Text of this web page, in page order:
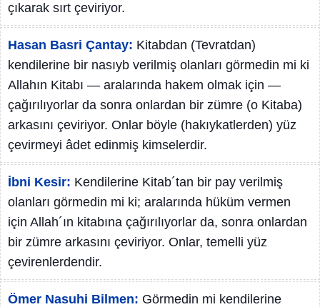
çıkarak sırt çeviriyor.
Hasan Basri Çantay: Kitabdan (Tevratdan)
kendilerine bir nasıyb verilmiş olanları görmedin mi ki
Allahın Kitabı — aralarında hakem olmak için —
çağırılıyorlar da sonra onlardan bir zümre (o Kitaba)
arkasını çeviriyor. Onlar böyle (hakıykatlerden) yüz
çevirmeyi âdet edinmiş kimselerdir.
İbni Kesir: Kendilerine Kitab´tan bir pay verilmiş
olanları görmedin mi ki; aralarında hüküm vermen
için Allah´ın kitabına çağırılıyorlar da, sonra onlardan
bir zümre arkasını çeviriyor. Onlar, temelli yüz
çevirenlerdendir.
Ömer Nasuhi Bilmen: Görmedin mi kendilerine